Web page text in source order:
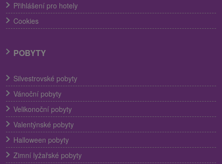
Přihlášení pro hotely
Cookies
POBYTY
Silvestrovské pobyty
Vánoční pobyty
Velikonoční pobyty
Valentýnské pobyty
Halloween pobyty
Zimní lyžařské pobyty